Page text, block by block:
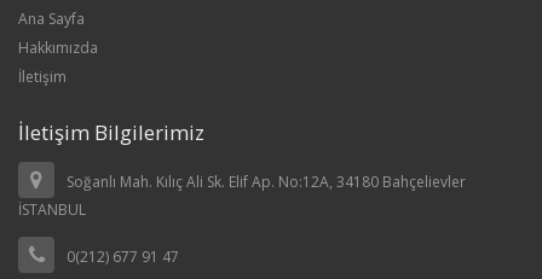
Ana Sayfa
Hakkımızda
İletişim
İletişim Bilgilerimiz
Soğanlı Mah. Kılıç Ali Sk. Elif Ap. No:12A, 34180 Bahçelievler
İSTANBUL
0(212) 677 91 47